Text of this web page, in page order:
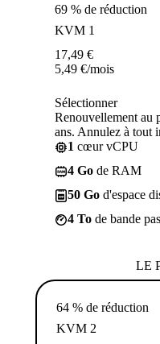
69 % de réduction
KVM 1
17,49 €
5,49 €/mois
Sélectionner
Renouvellement au
ans. Annulez à tout
1 cœur vCPU
4 Go de RAM
50 Go d'espace
4 To de bande
LE
64 % de réduction
KVM 2